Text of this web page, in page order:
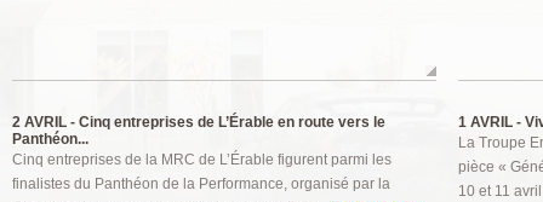
2 AVRIL - Cinq entreprises de L’Érable en route vers le
Panthéon...
Cinq entreprises de la MRC de L’Érable figurent parmi les
finalistes du Panthéon de la Performance, organisé par la
1 AVRIL -
La Troupe
pièce «
10 et 11